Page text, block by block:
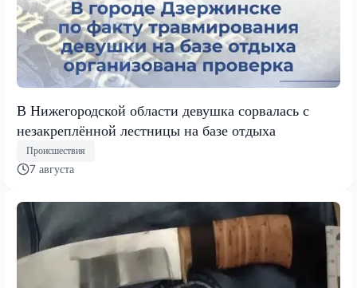
В Нижегородской области девушка сорвалась с
незакреплённой лестницы на базе отдыха
Происшествия
7 августа